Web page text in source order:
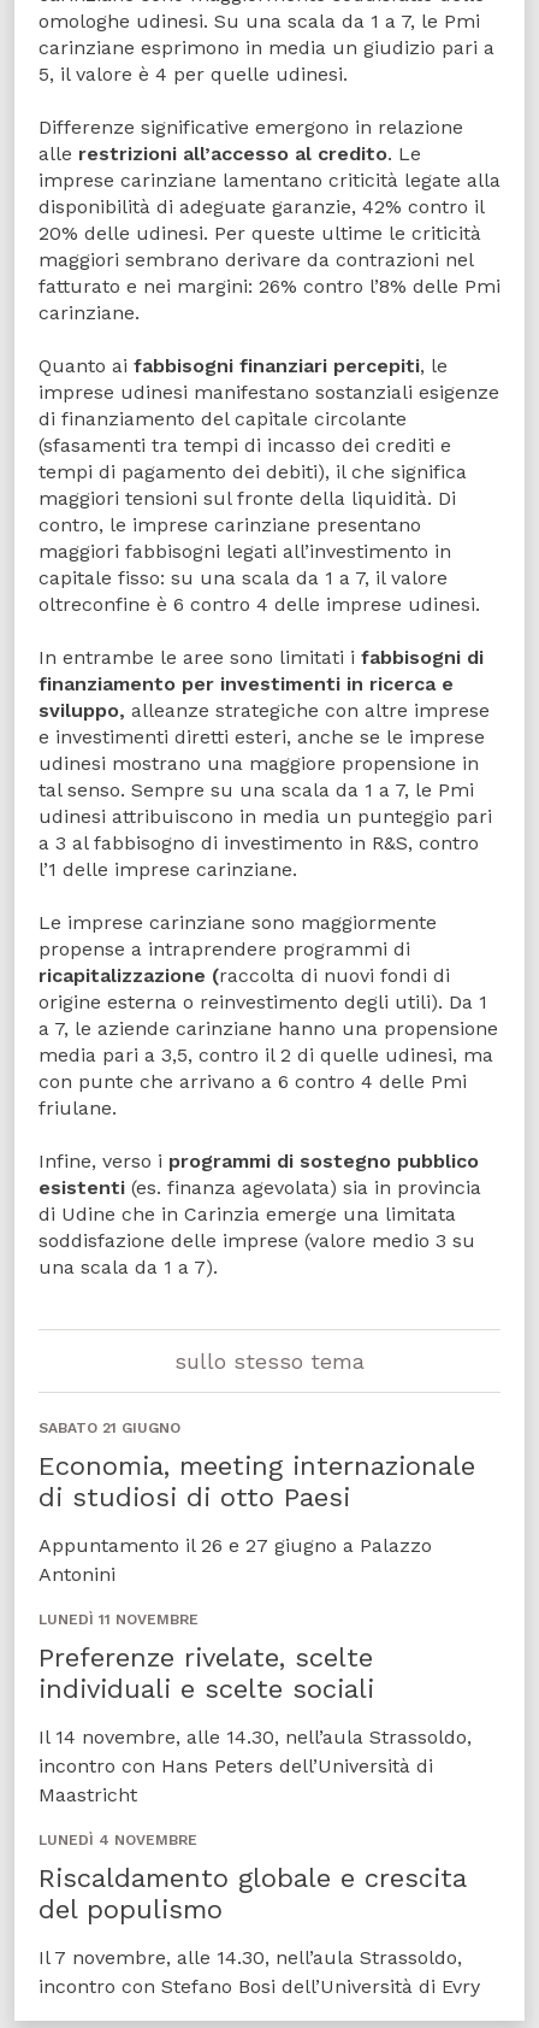
omologhe udinesi. Su una scala da 1 a 7, le Pmi
carinziane esprimono in media un giudizio pari a
5, il valore è 4 per quelle udinesi.
Differenze significative emergono in relazione
alle restrizioni all’accesso al credito. Le
imprese carinziane lamentano criticità legate alla
disponibilità di adeguate garanzie, 42% contro il
20% delle udinesi. Per queste ultime le criticità
maggiori sembrano derivare da contrazioni nel
fatturato e nei margini: 26% contro l’8% delle Pmi
carinziane.
Quanto ai fabbisogni finanziari percepiti, le
imprese udinesi manifestano sostanziali esigenze
di finanziamento del capitale circolante
(sfasamenti tra tempi di incasso dei crediti e
tempi di pagamento dei debiti), il che significa
maggiori tensioni sul fronte della liquidità. Di
contro, le imprese carinziane presentano
maggiori fabbisogni legati all’investimento in
capitale fisso: su una scala da 1 a 7, il valore
oltreconfine è 6 contro 4 delle imprese udinesi.
In entrambe le aree sono limitati i fabbisogni di
finanziamento per investimenti in ricerca e
sviluppo, alleanze strategiche con altre imprese
e investimenti diretti esteri, anche se le imprese
udinesi mostrano una maggiore propensione in
tal senso. Sempre su una scala da 1 a 7, le Pmi
udinesi attribuiscono in media un punteggio pari
a 3 al fabbisogno di investimento in R&S, contro
l’1 delle imprese carinziane.
Le imprese carinziane sono maggiormente
propense a intraprendere programmi di
ricapitalizzazione (raccolta di nuovi fondi di
origine esterna o reinvestimento degli utili). Da 1
a 7, le aziende carinziane hanno una propensione
media pari a 3,5, contro il 2 di quelle udinesi, ma
con punte che arrivano a 6 contro 4 delle Pmi
friulane.
Infine, verso i programmi di sostegno pubblico
esistenti (es. finanza agevolata) sia in provincia
di Udine che in Carinzia emerge una limitata
soddisfazione delle imprese (valore medio 3 su
una scala da 1 a 7).
sullo stesso tema
SABATO 21 GIUGNO
Economia, meeting internazionale
di studiosi di otto Paesi
Appuntamento il 26 e 27 giugno a Palazzo
Antonini
LUNEDÌ 11 NOVEMBRE
Preferenze rivelate, scelte
individuali e scelte sociali
Il 14 novembre, alle 14.30, nell’aula Strassoldo,
incontro con Hans Peters dell’Università di
Maastricht
LUNEDÌ 4 NOVEMBRE
Riscaldamento globale e crescita
del populismo
Il 7 novembre, alle 14.30, nell’aula Strassoldo,
incontro con Stefano Bosi dell’Università di Evry